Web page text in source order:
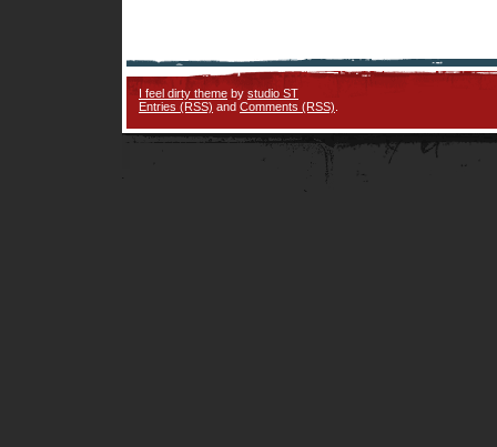
I feel dirty theme by studio ST
Entries (RSS) and Comments (RSS)